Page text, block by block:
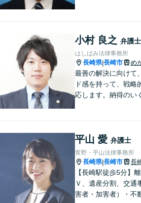
題・企業法務等、お
はなんでもご相談く
【他士業連携】
小村 良之 弁護士
はしばみ法律事務所
長崎県|長崎市 め
最善の解決に向けて
ド感を持って、戦略
応します。納得のい
平山 愛 弁護士
青野・平山法律事務所
長崎県|長崎市 長
【長崎駅徒歩5分】
Ｖ、遺産分割、交通
害者・加害者）・不